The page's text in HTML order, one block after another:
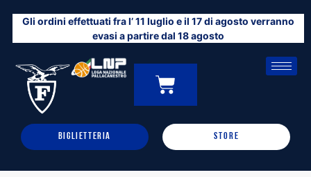
contenuto
Gli ordini effettuati fra l’ 11 luglio e il 17 di agosto verranno
evasi a partire dal 18 agosto
0
CARRELLO
BIGLIETTERIA STORE